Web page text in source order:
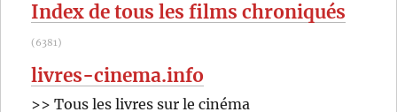
Index de tous les films chroniqués
(6381)
livres-cinema.info
>> Tous les livres sur le cinéma